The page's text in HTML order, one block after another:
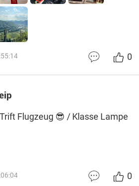
0
Flugzeug 😎 / Klasse Lampe
0